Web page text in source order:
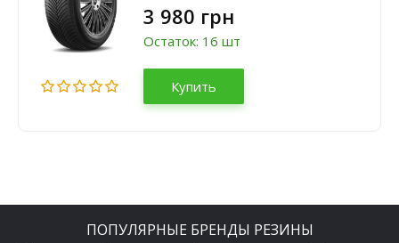
3 980 грн
Остаток: 16 шт
Купить
ПОПУЛЯРНЫЕ БРЕНДЫ РЕЗИНЫ